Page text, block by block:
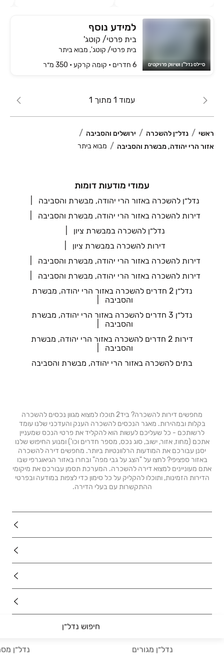
חיפוש נדל״ן
נדל״ן מגורים נדל״ן
סיילס נדל"ן ושיווק פרויקטים
למידע נוסף
בית פרטי/ קוטג'
בית פרטי/ קוטג', מבוא ביתר
6 חדרים • קומה ‎קרקע‏ • 350 מ״ר
עמוד 1 מתוך 1
ראשי נדל״ן להשכרה
ירושלים והסביבה
אזור הרי יהודה, מבשרת והסביבה
מבוא ביתר
עמודי מודעות דומות
נדל״ן להשכרה באזור הרי יהודה, מבשרת והסביבה
דירות להשכרה באזור הרי יהודה, מבשרת והסביבה
נדל״ן להשכרה במבשרת ציון
דירות להשכרה במבשרת ציון
דירות להשכרה באזור הרי יהודה, מבשרת והסביבה
דירות להשכרה באזור הרי יהודה, מבשרת והסביבה
נדל״ן 2 חדרים להשכרה באזור הרי יהודה, מבשרת
והסביבה
נדל״ן 3 חדרים להשכרה באזור הרי יהודה, מבשרת
והסביבה
דירות 2 חדרים להשכרה באזור הרי יהודה, מבשרת
והסביבה
בתים להשכרה באזור הרי יהודה, מבשרת והסביבה
מחפשים דירות להשכרה? ביד2 תוכלו למצוא מגוון נכסים להשכרה
בקלות ובמהירות. מאגר הנכסים להשכרה הענק והעדכני שלנו עומד
לרשותכם - כל שעליכם לעשות הוא להקליד את פרטי הנכס שמעניין
אתכם (מחוז, אזור, ישוב, סוג נכס, מספר חדרים וכו') ומנוע החיפוש שלנו
יסנן עבורכם את המודעות הרלוונטיות ביותר. מחפשים דירה להשכרה
באזור ספציפי? לחצו על "הצג על גבי מפה" ובחרו באזור הגיאוגרפי שבו
אתם מעוניינים למצוא דירה להשכרה. המערכת תסמן עבורכם את מיקומי
הדירות הזמינות, ותוכלו להקליק על כל סימון כדי לצפות במודעה ובפרטי
ההתקשרות עם בעלי הדירה.